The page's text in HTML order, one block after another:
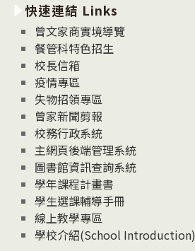
消
息
News
快速連結 Links
曾文家商實境導覽
餐管科特色招生
校長信箱
疫情專區
失物招領專區
曾家新聞剪報
校務行政系統
主網頁後端管理系統
圖書館資訊查詢系統
學年課程計畫書
學生選課輔導手冊
線上教學專區
學校介紹(School Introduction)